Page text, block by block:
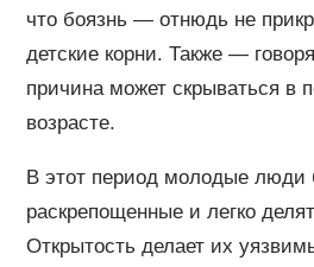
что боязнь — отнюдь не
детские корни. Также —
причина может скрываться в
возрасте.
В этот период молодые люди
раскрепощенные и легко
Открытость делает их